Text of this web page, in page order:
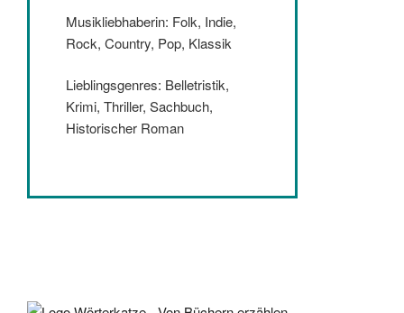
Musikliebhaberin: Folk, Indie,
Rock, Country, Pop, Klassik
Lieblingsgenres: Belletristik,
Krimi, Thriller, Sachbuch,
Historischer Roman